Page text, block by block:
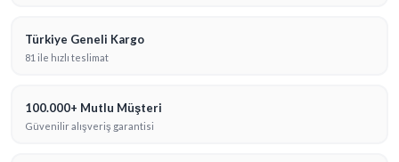
Türkiye Geneli Kargo
81 ile hızlı teslimat
100.000+ Mutlu Müşteri
Güvenilir alışveriş garantisi